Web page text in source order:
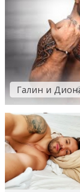
Галин и